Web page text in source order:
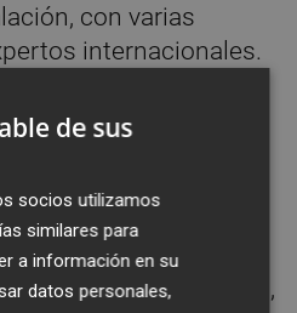
con varias
internacionales.
ponencia de
primero de la
Association
, dedicada a las
la instalación
técnico elevado) en
A continuación,
de sus
socios utilizamos
similares para
a información en su
datos personales,